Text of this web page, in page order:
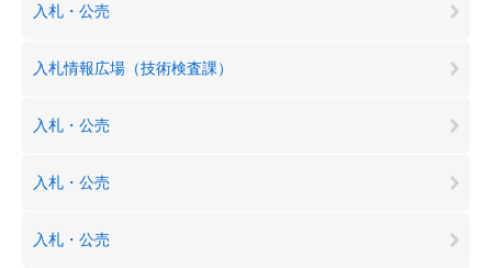
入札・公売
入札情報広場（技術検査課）
入札・公売
入札・公売
入札・公売